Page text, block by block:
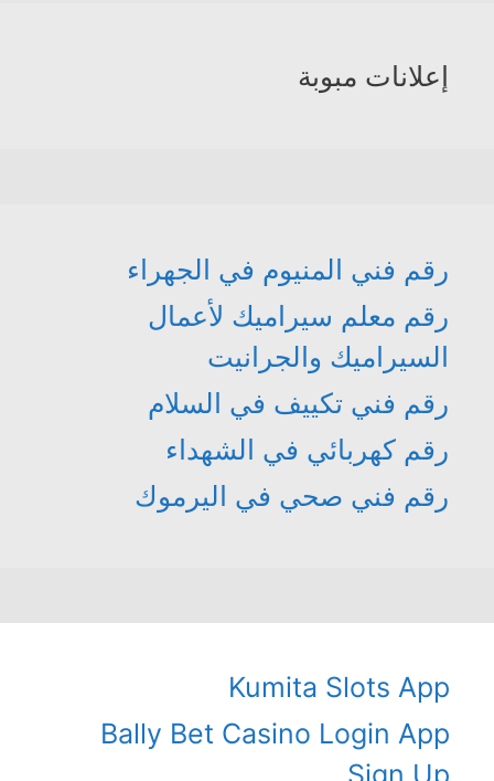
إعلانات مبوبة
رقم فني المنيوم في الجهراء
رقم معلم سيراميك لأعمال
السيراميك والجرانيت
رقم فني تكييف في السلام
رقم كهربائي في الشهداء
رقم فني صحي في اليرموك
Kumita Slots App
Bally Bet Casino Login App
Sign Up